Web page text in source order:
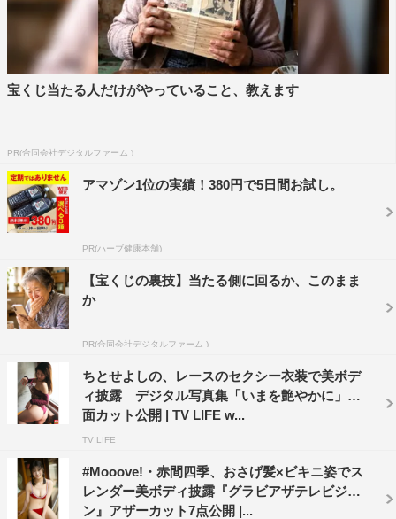
宝くじ当たる人だけがやっていること、教えます
PR(合同会社デジタルファーム )
アマゾン1位の実績！380円で5日間お試し。
PR(ハーブ健康本舗)
【宝くじの裏技】当たる側に回るか、このまま
か
PR(合同会社デジタルファーム )
ちとせよしの、レースのセクシー衣装で美ボデ
ィ披露 デジタル写真集「いまを艶やかに」誌
面カット公開 | TV LIFE w...
TV LIFE
#Mooove!・赤間四季、おさげ髪×ビキニ姿でス
レンダー美ボディ披露『グラビアザテレビジョ
ン』アザーカット7点公開 |...